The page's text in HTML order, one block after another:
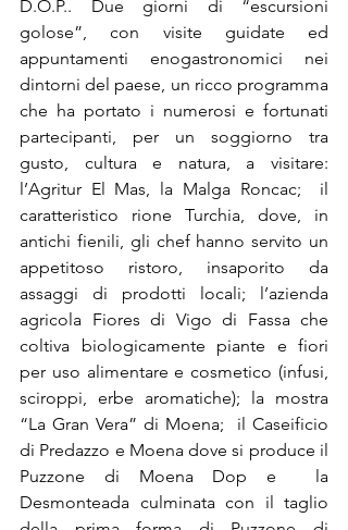
D.O.P.. Due giorni di “escursioni
golose”, con visite guidate ed
appuntamenti enogastronomici nei
dintorni del paese, un ricco programma
che ha portato i numerosi e fortunati
partecipanti, per un soggiorno tra
gusto, cultura e natura, a visitare:
l’Agritur El Mas, la Malga Roncac;  il
caratteristico rione Turchia, dove, in
antichi fienili, gli chef hanno servito un
appetitoso ristoro, insaporito da
assaggi di prodotti locali; l’azienda
agricola Fiores di Vigo di Fassa che
coltiva biologicamente piante e fiori
per uso alimentare e cosmetico (infusi,
sciroppi, erbe aromatiche); la mostra
“La Gran Vera” di Moena;  il Caseificio
di Predazzo e Moena dove si produce il
Puzzone di Moena Dop e  la
Desmonteada culminata con il taglio